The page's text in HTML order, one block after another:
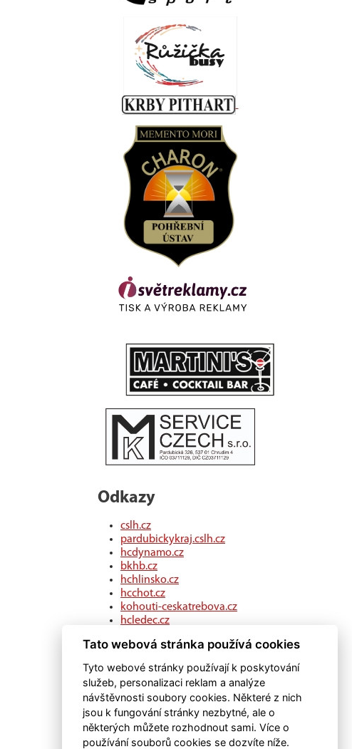
Odkazy
cslh.cz
pardubickykraj.cslh.cz
hcdynamo.cz
bkhb.cz
hchlinsko.cz
hcchot.cz
kohouti-ceskatrebova.cz
hcledec.cz
hcskutec.cz
hcslovan.com
hcchocen.cz
hcpolicka.com
hcsvetlans.cz
eSports.cz
klubweb.cz
onlajny.com
Tato webová stránka používá cookies
Tyto webové stránky používají k poskytování
služeb, personalizaci reklam a analýze
návštěvnosti soubory cookies. Některé z nich
jsou k fungování stránky nezbytné, ale o
některých můžete rozhodnout sami. Více o
používání souborů cookies se dozvíte níže.